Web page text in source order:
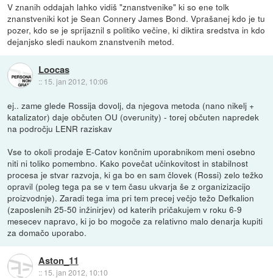
V znanih oddajah lahko vidiš "znanstvenike" ki so ene tolk
znanstveniki kot je Sean Connery James Bond. Vprašanej kdo je tu
pozer, kdo se je sprijaznil s politiko večine, ki diktira sredstva in kdo
dejanjsko sledi naukom znanstvenih metod.
Loocas
:: 15. jan 2012, 10:06
ej.. zame glede Rossija dovolj, da njegova metoda (nano nikelj +
katalizator) daje občuten OU (overunity) - torej občuten napredek
na področju LENR raziskav
Vse to okoli prodaje E-Catov končnim uporabnikom meni osebno
niti ni toliko pomembno. Kako povečat učinkovitost in stabilnost
procesa je stvar razvoja, ki ga bo en sam človek (Rossi) zelo težko
opravil (poleg tega pa se v tem času ukvarja še z organizizacijo
proizvodnje). Zaradi tega ima pri tem precej večjo težo Defkalion
(zaposlenih 25-50 inžinirjev) od katerih pričakujem v roku 6-9
mesecev napravo, ki jo bo mogoče za relativno malo denarja kupiti
za domačo uporabo.
Aston_11
:: 15. jan 2012, 10:10